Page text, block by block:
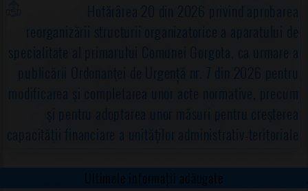
Hotărârea 20 din 2026 privind aprobarea
reorganizării structurii organizatorice a aparatului de
specialitate al primarului Comunei Gorgota, ca urmare a
publicării Ordonanţei de Urgență nr. 7 din 2026 pentru
modificarea şi completarea unor acte normative, precum
şi pentru adoptarea unor măsuri pentru creşterea
capacităţii financiare a unităţilor administrativ-teritoriale
Ultimele informații adăugate